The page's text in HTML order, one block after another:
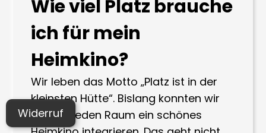
Wie viel Platz brauche
ich für mein
Heimkino?
Wir leben das Motto „Platz ist in der
kleinsten Hütte“. Bislang konnten wir
noch in jeden Raum ein schönes
Widerruf